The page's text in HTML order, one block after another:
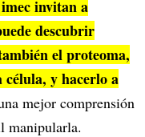
invitan a
descubrir
el proteoma,
y hacerlo a
mejor comprensión
manipularla.